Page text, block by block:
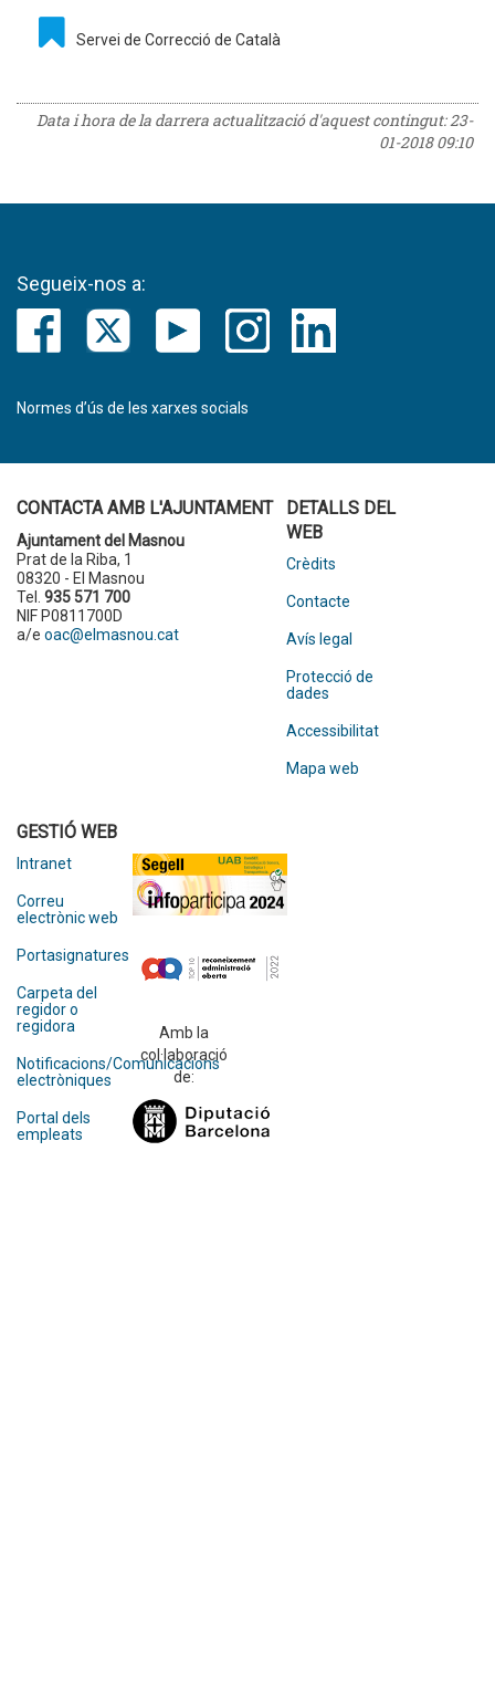
Servei de Correcció de Català
Data i hora de la darrera actualització d'aquest contingut:23-
01-2018 09:10
Segueix-nos a:
Normes d’ús de les xarxes socials
CONTACTA AMB L'AJUNTAMENT
Ajuntament del Masnou
Prat de la Riba, 1
08320 - El Masnou
Tel. 935 571 700
NIF P0811700D
a/e oac@elmasnou.cat
DETALLS DEL
WEB
Crèdits
Contacte
Avís legal
Protecció de
dades
Accessibilitat
Mapa web
GESTIÓ WEB
Intranet
Correu
electrònic web
Portasignatures
Carpeta del
regidor o
regidora
Notificacions/Comunicacions
electròniques
Portal dels
empleats
Amb la
col·laboració
de: